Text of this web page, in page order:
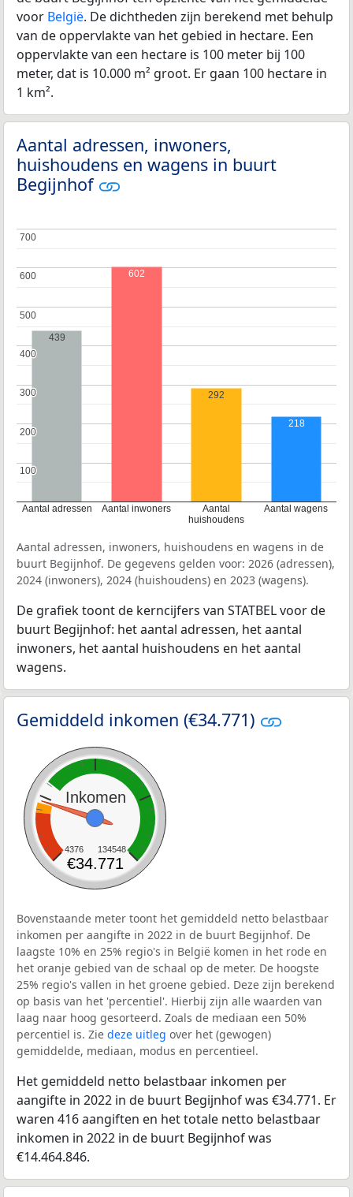
voor België. De dichtheden zijn berekend met behulp
van de oppervlakte van het gebied in hectare. Een
oppervlakte van een hectare is 100 meter bij 100
meter, dat is 10.000 m² groot. Er gaan 100 hectare in
1 km².
Aantal adressen, inwoners,
huishoudens en wagens in buurt
Begijnhof
Aantal adressen Aantal inwoners
Aantal
huishoudens
Aantal wagens
100
100
200
200
300
300
400
400
500
500
600
600
700
700
439
602
292
218
Aantal adressen, inwoners, huishoudens en wagens in de
buurt Begijnhof. De gegevens gelden voor: 2026 (adressen),
2024 (inwoners), 2024 (huishoudens) en 2023 (wagens).
De grafiek toont de kerncijfers van STATBEL voor de
buurt Begijnhof: het aantal adressen, het aantal
inwoners, het aantal huishoudens en het aantal
wagens.
Gemiddeld inkomen (€34.771)
Inkomen
4376 134548
€34.771
Bovenstaande meter toont het gemiddeld netto belastbaar
inkomen per aangifte in 2022 in de buurt Begijnhof. De
laagste 10% en 25% regio's in België komen in het rode en
het oranje gebied van de schaal op de meter. De hoogste
25% regio's vallen in het groene gebied. Deze zijn berekend
op basis van het 'percentiel'. Hierbij zijn alle waarden van
laag naar hoog gesorteerd. Zoals de mediaan een 50%
percentiel is. Zie deze uitleg over het (gewogen)
gemiddelde, mediaan, modus en percentieel.
Het gemiddeld netto belastbaar inkomen per
aangifte in 2022 in de buurt Begijnhof was €34.771. Er
waren 416 aangiften en het totale netto belastbaar
inkomen in 2022 in de buurt Begijnhof was
€14.464.846.